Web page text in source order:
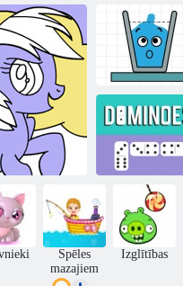
Laimīgas stikla
mīklas
Domino
Spēles
mazajiem
Izglītības